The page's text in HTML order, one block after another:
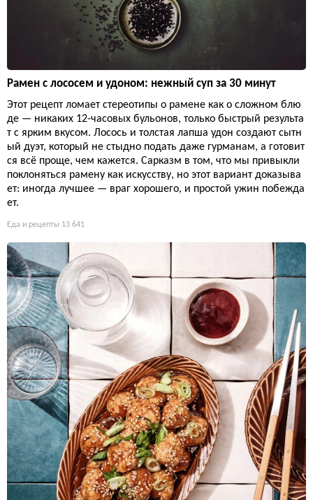
Рамен с лососем и удоном: нежный суп за 30 минут
Этот рецепт ломает стереотипы о рамене как о сложном блю
де — никаких 12-часовых бульонов, только быстрый результа
т с ярким вкусом. Лосось и толстая лапша удон создают сытн
ый дуэт, который не стыдно подать даже гурманам, а готовит
ся всё проще, чем кажется. Сарказм в том, что мы привыкли
поклоняться рамену как искусству, но этот вариант доказыва
ет: иногда лучшее — враг хорошего, и простой ужин побежда
ет.
Еда и рецепты 13 641